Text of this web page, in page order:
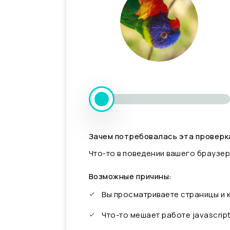
Зачем потребовалась эта
Что-то в поведении вашего
Возможные причины:
Вы просматриваете страницы
Что-то мешает работе